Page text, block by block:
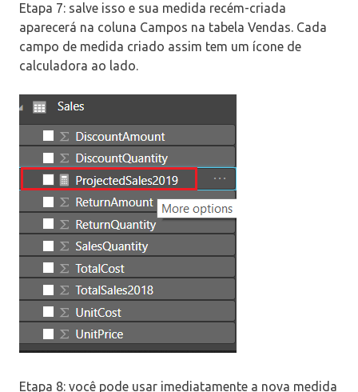
Etapa 7: salve isso e sua medida recém-criada
aparecerá na coluna Campos na tabela Vendas. Cada
campo de medida criado assim tem um ícone de
calculadora ao lado.
Etapa 8: você pode usar imediatamente a nova medida